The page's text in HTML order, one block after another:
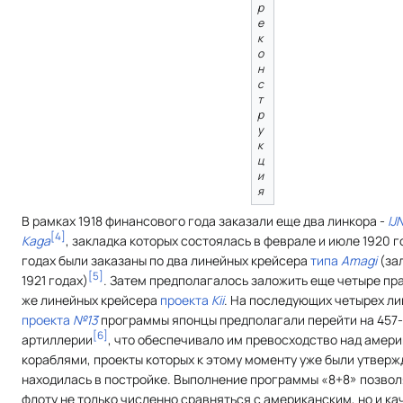
р
е
к
о
н
с
т
р
у
к
ц
и
я
В рамках 1918 финансового года заказали еще два линкора -
Kaga[4] , закладка которых состоялась в феврале и июле 1920
годах были заказаны по два линейных крейсера типа Amagi
1921 годах) [5] . Затем предполагалось заложить еще четыре
же линейных крейсера проекта Kii. На последующих четырех
проекта №13программы японцы предполагали перейти на
артиллерии [6] , что обеспечивало им превосходство над
кораблями, проекты которых к этому моменту уже были
находилась в постройке. Выполнение программы «8+8»
флоту не только численно сравняться с американским, но и